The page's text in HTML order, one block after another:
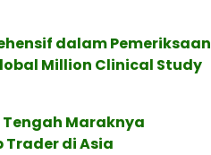
dalam Pemeriksaan
Million Clinical Study
Maraknya
di Asia